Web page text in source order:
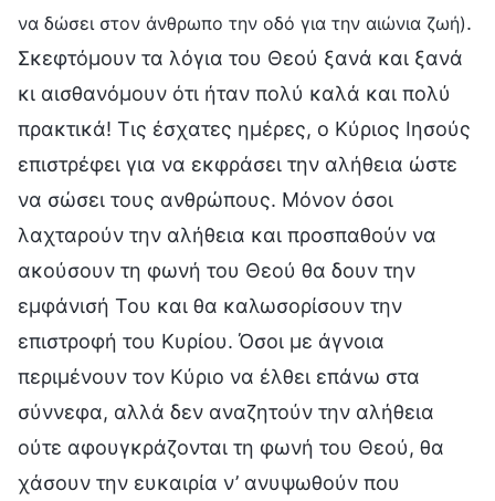
να δώσει στον άνθρωπο την οδό για την αιώνια ζωή).
Σκεφτόμουν τα λόγια του Θεού ξανά και ξανά
κι αισθανόμουν ότι ήταν πολύ καλά και πολύ
πρακτικά! Τις έσχατες ημέρες, ο Κύριος Ιησούς
επιστρέφει για να εκφράσει την αλήθεια ώστε
να σώσει τους ανθρώπους. Μόνον όσοι
λαχταρούν την αλήθεια και προσπαθούν να
ακούσουν τη φωνή του Θεού θα δουν την
εμφάνισή Του και θα καλωσορίσουν την
επιστροφή του Κυρίου. Όσοι με άγνοια
περιμένουν τον Κύριο να έλθει επάνω στα
σύννεφα, αλλά δεν αναζητούν την αλήθεια
ούτε αφουγκράζονται τη φωνή του Θεού, θα
χάσουν την ευκαιρία ν’ ανυψωθούν που